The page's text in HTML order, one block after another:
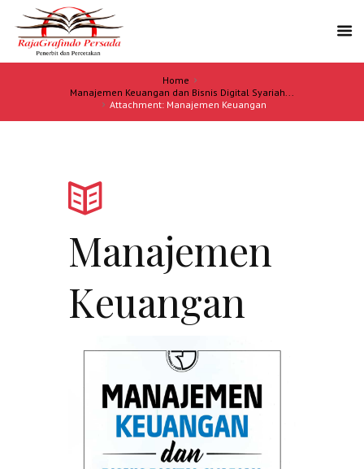
Home
Manajemen Keuangan dan Bisnis Digital Syariah...
Attachment: Manajemen Keuangan
Manajemen
Keuangan